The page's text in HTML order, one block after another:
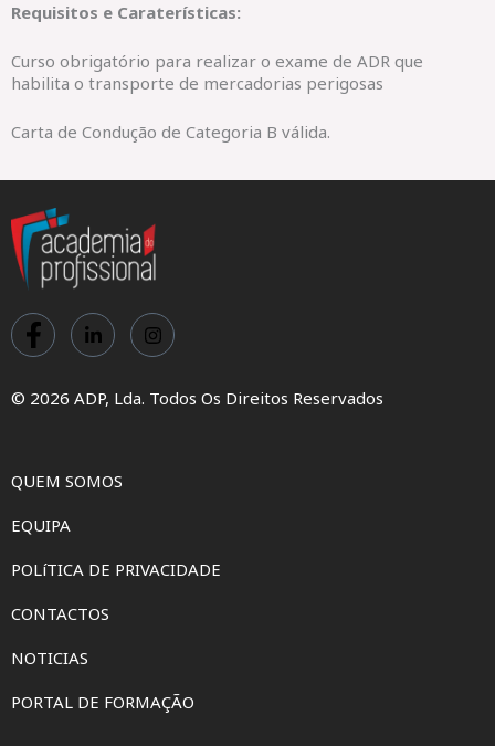
Requisitos e Caraterísticas:
Curso obrigatório para realizar o exame de ADR que
habilita o transporte de mercadorias perigosas
Carta de Condução de Categoria B válida.
© 2026 ADP, Lda. Todos Os Direitos Reservados
QUEM SOMOS
EQUIPA
POLíTICA DE PRIVACIDADE
CONTACTOS
NOTICIAS
PORTAL DE FORMAÇÃO